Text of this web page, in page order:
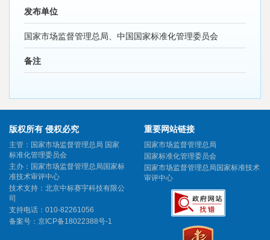
发布单位
国家市场监督管理总局、中国国家标准化管理委员会
备注
版权所有 侵权必究
主管：国家市场监督管理总局 国家
标准化管理委员会
主办：国家市场监督管理总局国家标
准技术审评中心
技术支持：北京中标赛宇科技有限公
司
支持电话：010-82261056
备案号： 京ICP备18022388号-1
重要网站链接
国家市场监督管理总局
国家标准化管理委员会
国家市场监督管理总局国家标准技术
审评中心